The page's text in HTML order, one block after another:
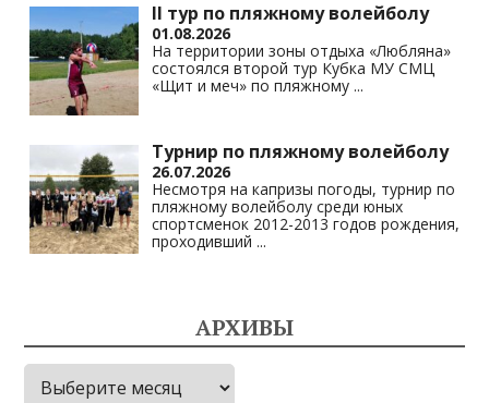
II тур по пляжному волейболу
01.08.2026
На территории зоны отдыха «Любляна»
состоялся второй тур Кубка МУ СМЦ
«Щит и меч» по пляжному ...
Турнир по пляжному волейболу
26.07.2026
Несмотря на капризы погоды, турнир по
пляжному волейболу среди юных
спортсменок 2012-2013 годов рождения,
проходивший ...
АРХИВЫ
Архивы